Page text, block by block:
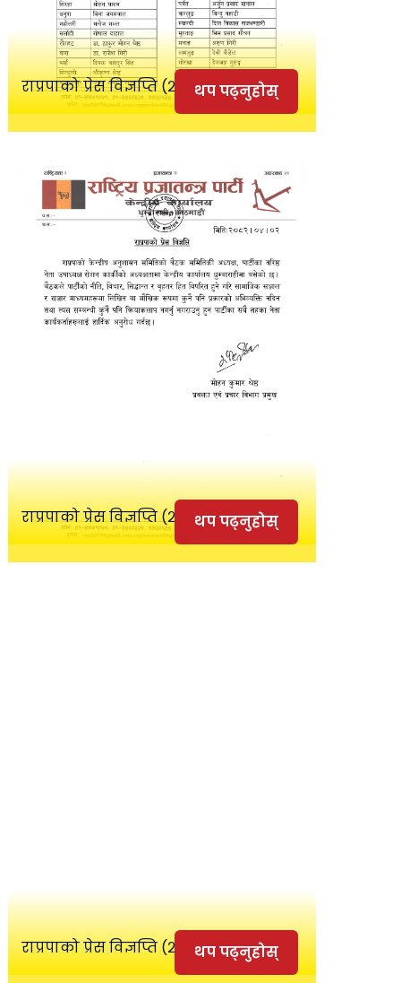
राप्रपाको प्रेस विज्ञप्ति (२०८२।०४।१५)
थप पढ्नुहोस्
राप्रपाको प्रेस विज्ञप्ति (२०८२।0४।०२)
थप पढ्नुहोस्
राप्रपाको प्रेस विज्ञप्ति (२०८२।0४।०२)
थप पढ्नुहोस्